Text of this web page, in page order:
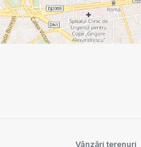
Vânzări terenuri